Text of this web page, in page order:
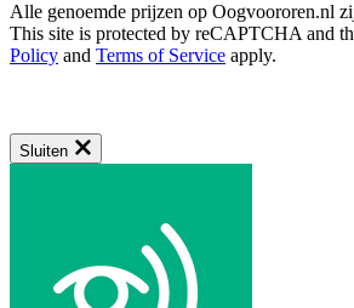
Alle genoemde prijzen op Oogvoororen.nl
This site is protected by reCAPTCHA and
Policy and Terms of Service apply.
Sluiten